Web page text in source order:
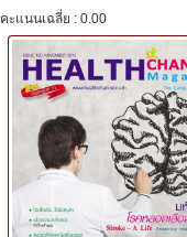
คะแนนเฉลี่ย : 0.00